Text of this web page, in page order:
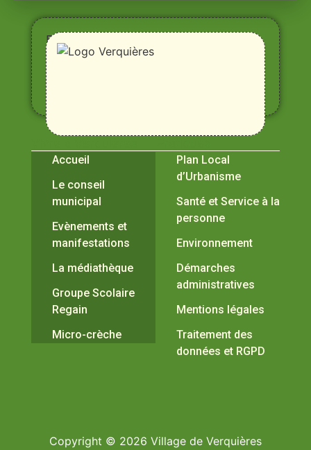
Entre
Rhône,
Alpilles
et
Durance
Accueil
Le conseil
municipal
Evènements et
manifestations
La médiathèque
Groupe Scolaire
Regain
Micro-crèche
Plan Local
d’Urbanisme
Santé et Service à la
personne
Environnement
Démarches
administratives
Mentions légales
Traitement des
données et RGPD
Copyright © 2026 Village de Verquières